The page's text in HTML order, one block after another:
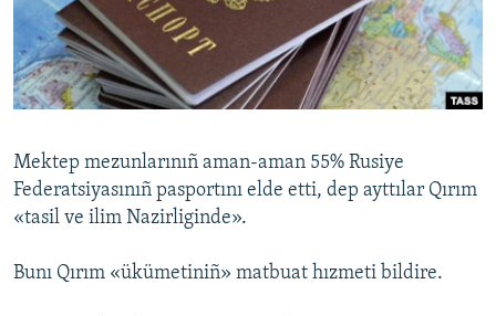
Русский
Українською
Mektep mezunlarınıñ aman-aman 55% Rusiye
Federatsiyasınıñ pasportını elde etti, dep ayttılar Qırım
«tasil ve ilim Nazirliginde».
Bunı Qırım «ükümetiniñ» matbuat hızmeti bildire.